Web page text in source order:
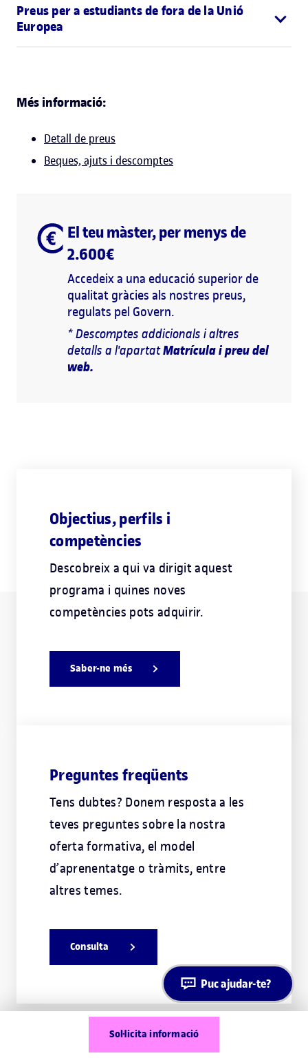
Sol·licita informació
Preus per a estudiants de fora de la Unió
Europea
Més informació:
Detall de preus
Beques, ajuts i descomptes
El teu màster, per menys de
2.600€
Accedeix a una educació superior de
qualitat gràcies als nostres preus,
regulats pel Govern.
* Descomptes addicionals i altres
detalls a l'apartatMatrícula i preu del
web.
Objectius, perfils i
competències
Descobreix a qui va dirigit aquest
programa i quines noves
competències pots adquirir.
Saber-ne més
Preguntes freqüents
Tens dubtes? Donem resposta a les
teves preguntes sobre la nostra
oferta formativa, el model
d’aprenentatge o tràmits, entre
altres temes.
Consulta
Puc ajudar-te?